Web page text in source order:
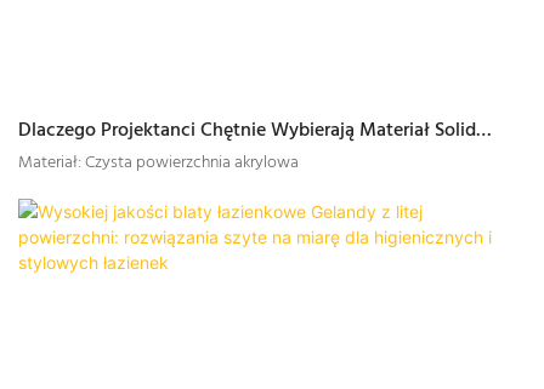
Dlaczego Projektanci Chętnie Wybierają Materiał Solid
Surface Do Blatów Łazienkowych W Przestrzeniach
Materiał: Czysta powierzchnia akrylowa